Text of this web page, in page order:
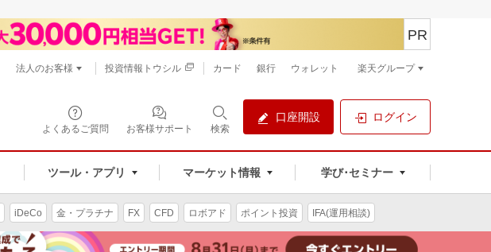
よくあるご質問 お客様サポート 検索
口座開設 ログイン
ツール・アプリ マーケット情報 学び･セミナー
PR
法人のお客様 投資情報トウシル カード 銀行 ウォレット 楽天グループ
iDeCo 金・プラチナ FX CFD ロボアド ポイント投資 IFA(運用相談)